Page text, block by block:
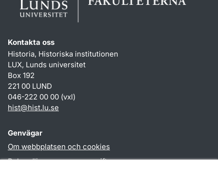
Kontakta oss
Historia, Historiska institutionen
LUX, Lunds universitet
Box 192
221 00 LUND
046-222 00 00 (vxl)
hist@hist.lu.se
Genvägar
Om webbplatsen och cookies
Behandling av personuppgifter